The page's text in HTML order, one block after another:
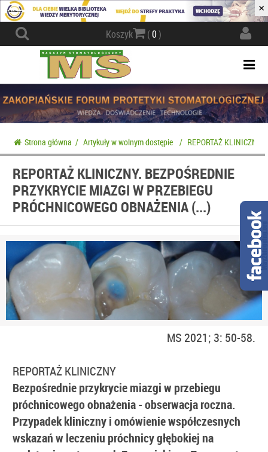
×
Koszyk (0)
Strona główna / Artykuły w wolnym dostępie / REPORTAŻ
REPORTAŻ KLINICZNY. BEZPOŚREDNIE
PRZYKRYCIE MIAZGI W PRZEBIEGU
PRÓCHNICOWEGO OBNAŻENIA (...)
MS 2021; 3: 50-58.
REPORTAŻ KLINICZNY
Bezpośrednie przykrycie miazgi w przebiegu
próchnicowego obnażenia - obserwacja roczna.
Przypadek kliniczny i omówienie współczesnych
wskazań w leczeniu próchnicy głębokiej na